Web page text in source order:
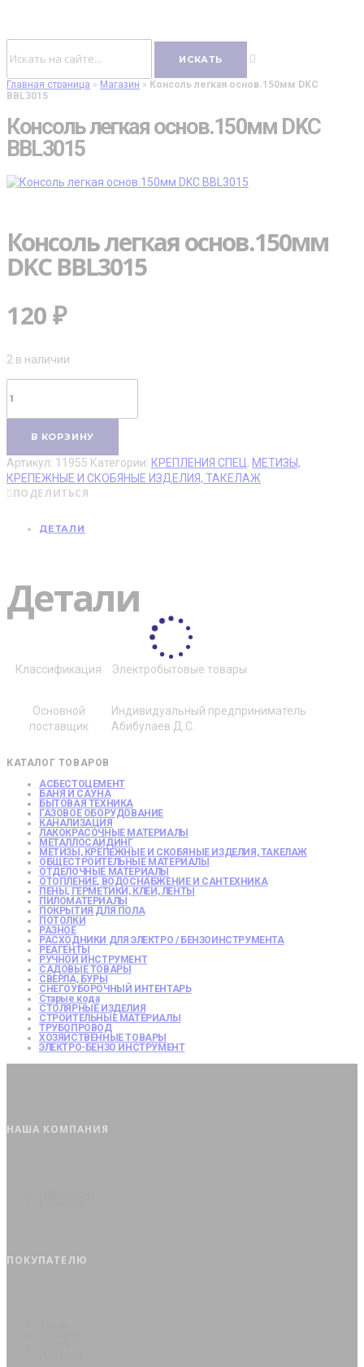
Главная страница » Магазин » Консоль легкая основ.150мм DKC
BBL3015
Консоль легкая основ.150мм DKC
BBL3015
Консоль легкая основ.150мм
DKC BBL3015
120₽
2 в наличии
товара
Консоль
легкая
DKC
BBL3015
В КОРЗИНУ
Артикул: 11955 Категории: КРЕПЛЕНИЯ СПЕЦ , МЕТИЗЫ,
КРЕПЕЖНЫЕ И СКОБЯНЫЕ ИЗДЕЛИЯ, ТАКЕЛАЖ
ПОДЕЛИТЬСЯ
ДЕТАЛИ
Детали
Классификация Электробытовые товары
Основной
поставщик
Индивидуальный предприниматель
Абибулаев Д.С.
КАТАЛОГ ТОВАРОВ
АСБЕСТОЦЕМЕНТ
БАНЯ И САУНА
БЫТОВАЯ ТЕХНИКА
ГАЗОВОЕ ОБОРУДОВАНИЕ
КАНАЛИЗАЦИЯ
ЛАКОКРАСОЧНЫЕ МАТЕРИАЛЫ
МЕТАЛЛОСАЙДИНГ
МЕТИЗЫ, КРЕПЕЖНЫЕ И СКОБЯНЫЕ ИЗДЕЛИЯ, ТАКЕЛАЖ
ОБЩЕСТРОИТЕЛЬНЫЕ МАТЕРИАЛЫ
ОТДЕЛОЧНЫЕ МАТЕРИАЛЫ
ОТОПЛЕНИЕ, ВОДОСНАБЖЕНИЕ И САНТЕХНИКА
ПЕНЫ, ГЕРМЕТИКИ, КЛЕИ, ЛЕНТЫ
ПИЛОМАТЕРИАЛЫ
ПОКРЫТИЯ ДЛЯ ПОЛА
ПОТОЛКИ
РАЗНОЕ
РАСХОДНИКИ ДЛЯ ЭЛЕКТРО / БЕНЗОИНСТРУМЕНТА
РЕАГЕНТЫ
РУЧНОЙ ИНСТРУМЕНТ
САДОВЫЕ ТОВАРЫ
СВЕРЛА, БУРЫ
СНЕГОУБОРОЧНЫЙ ИНТЕНТАРЬ
Старые кода
СТОЛЯРНЫЕ ИЗДЕЛИЯ
СТРОИТЕЛЬНЫЕ МАТЕРИАЛЫ
ТРУБОПРОВОД
ХОЗЯЙСТВЕННЫЕ ТОВАРЫ
ЭЛЕКТРО-БЕНЗО ИНСТРУМЕНТ
НАША КОМПАНИЯ
ПОКУПАТЕЛЮ